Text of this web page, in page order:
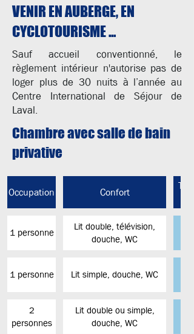
VENIR EN AUBERGE, EN
CYCLOTOURISME ...
Sauf accueil conventionné, le
règlement intérieur n'autorise pas de
loger plus de 30 nuits à l’année au
Centre International de Séjour de
Laval.
Chambre avec salle de bain
privative
Occupation Confort
1 personne
Lit double, télévision,
douche, WC
1 personne Lit simple, douche, WC
2
personnes
Lit double ou simple,
douche, WC